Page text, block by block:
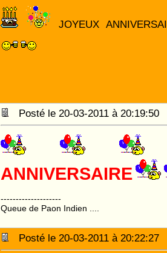
JOYEUX
Posté le 20-03-2011 à
ANNIVERSAIRE
--------------------
Queue de Paon Indien ....
Posté le 20-03-2011 à